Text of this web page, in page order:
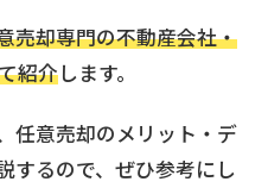
売却専門の不動産会社・
紹介します。
任意売却のメリット・デ
するので、ぜひ参考にし